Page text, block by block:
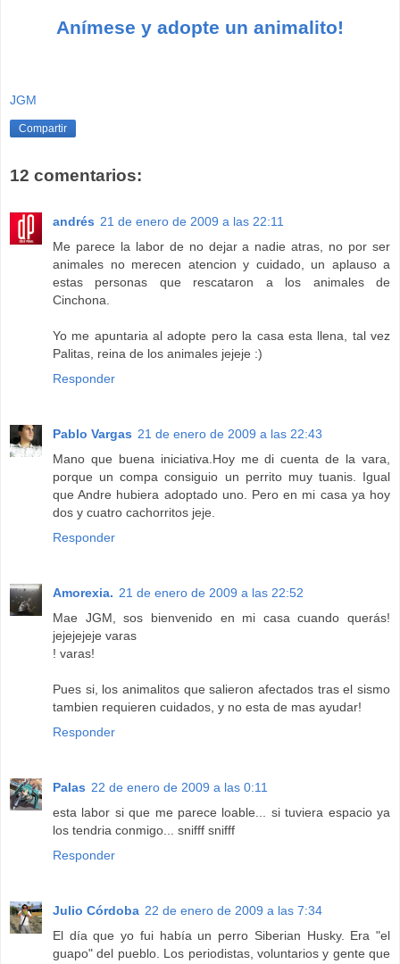
Anímese y adopte un animalito!
JGM
Compartir
12 comentarios:
andrés 21 de enero de 2009 a las 22:11
Me parece la labor de no dejar a nadie atras, no por ser
animales no merecen atencion y cuidado, un aplauso a
estas personas que rescataron a los animales de
Cinchona.
Yo me apuntaria al adopte pero la casa esta llena, tal vez
Palitas, reina de los animales jejeje :)
Responder
Pablo Vargas 21 de enero de 2009 a las 22:43
Mano que buena iniciativa.Hoy me di cuenta de la vara,
porque un compa consiguio un perrito muy tuanis. Igual
que Andre hubiera adoptado uno. Pero en mi casa ya hoy
dos y cuatro cachorritos jeje.
Responder
Amorexia. 21 de enero de 2009 a las 22:52
Mae JGM, sos bienvenido en mi casa cuando querás!
jejejejeje varas
! varas!
Pues si, los animalitos que salieron afectados tras el sismo
tambien requieren cuidados, y no esta de mas ayudar!
Responder
Palas 22 de enero de 2009 a las 0:11
esta labor si que me parece loable... si tuviera espacio ya
los tendria conmigo... snifff snifff
Responder
Julio Córdoba 22 de enero de 2009 a las 7:34
El día que yo fui había un perro Siberian Husky. Era "el
guapo" del pueblo. Los periodistas, voluntarios y gente que